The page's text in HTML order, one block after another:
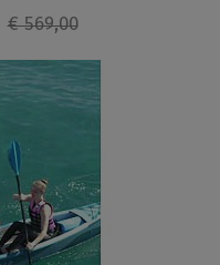
€ 569,00